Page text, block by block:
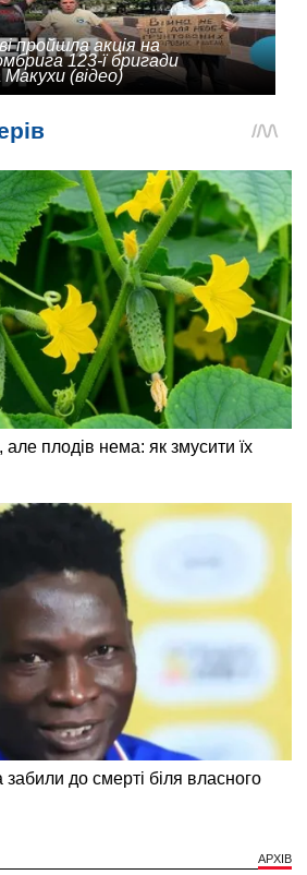
пройшла акція на
123-ї бригади
(відео)
АРХІВ